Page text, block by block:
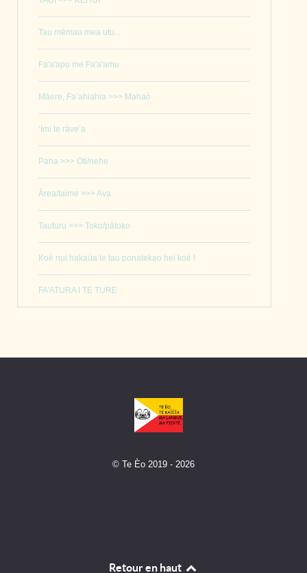
Tau mēmau mea utu...
Fa'a'apu me Fa'a'amu
Māere, Fa’ahiahia >>> Mahaò
‘Imi te rāve’a
Paha >>> Oti/nehe
Ārea/taime >>> Ava
Tauturu >>> Toko/pātoko
Koè nui hakaùa te tau ponatekao hei koè !
FA'ATURA I TE TURE
© Te Èo 2019 - 2026
Retour en haut